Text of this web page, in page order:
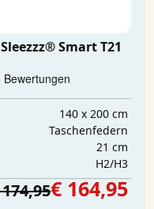
Smart T21
140 x 200 cm
Taschenfedern
21 cm
H2/H3
€ 164,95